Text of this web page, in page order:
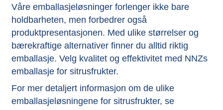
Våre emballasjeløsninger forlenger ikke bare
holdbarheten, men forbedrer også
produktpresentasjonen. Med ulike størrelser og
bærekraftige alternativer finner du alltid riktig
emballasje. Velg kvalitet og effektivitet med NNZs
emballasje for sitrusfrukter.
For mer detaljert informasjon om de ulike
emballasjeløsningene for sitrusfrukter, se